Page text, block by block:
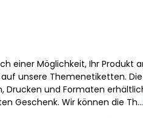
einer Möglichkeit, Ihr Produkt
auf unsere Themenetiketten.
Drucken und Formaten
Geschenk. Wir können die Th…